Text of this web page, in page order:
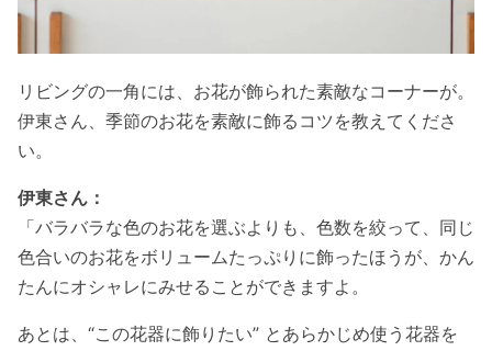
リビングの一角には、お花が飾られた素敵なコーナーが。
伊東さん、季節のお花を素敵に飾るコツを教えてくださ
い。
伊東さん：
「バラバラな色のお花を選ぶよりも、色数を絞って、同じ
色合いのお花をボリュームたっぷりに飾ったほうが、かん
たんにオシャレにみせることができますよ。
あとは、“この花器に飾りたい” とあらかじめ使う花器を